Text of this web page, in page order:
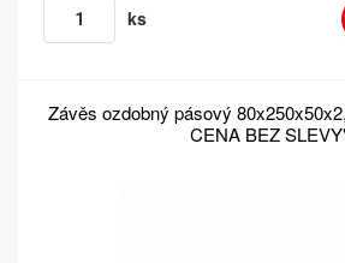
ks
Závěs ozdobný pásový
CENA BEZ